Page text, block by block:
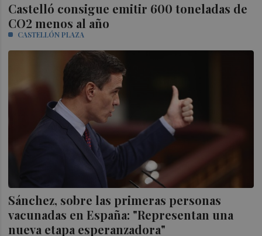
Castelló consigue emitir 600 toneladas de
CO2 menos al año
CASTELLÓN PLAZA
Sánchez, sobre las primeras personas
vacunadas en España: "Representan una
nueva etapa esperanzadora"